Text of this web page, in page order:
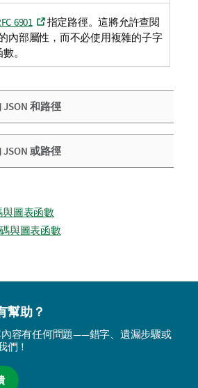
6901
指定路徑。這將允許查閱
內部屬性，而不必使用複雜的子字
。
和路徑
或路徑
與圖表函數
與圖表函數
幫助？
容有任何問題——錯字、遺漏步驟或
們！